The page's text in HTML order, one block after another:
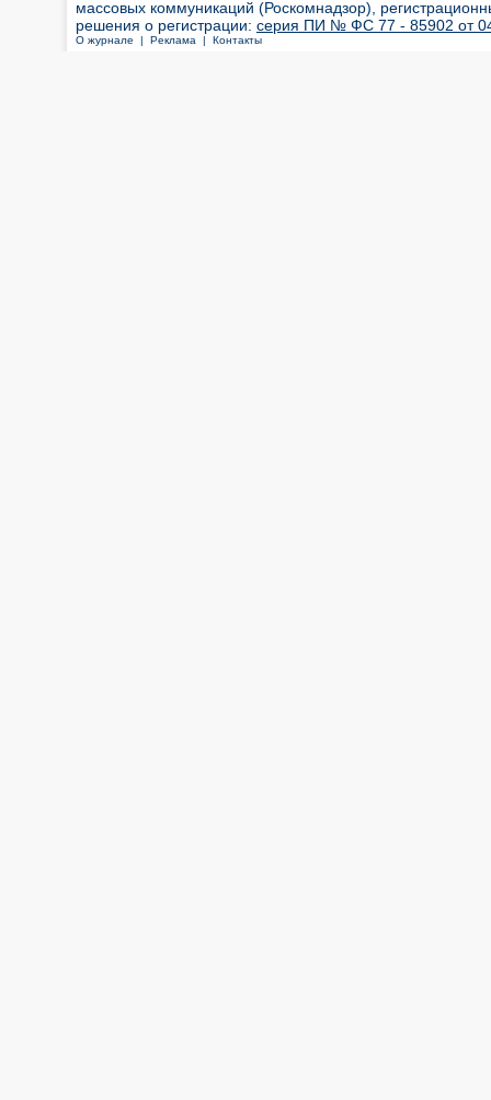
массовых коммуникаций (Роскомнадзор),
решения о регистрации: серия ПИ № ФС 77 - 85902 от 04
О журнале | Реклама | Контакты